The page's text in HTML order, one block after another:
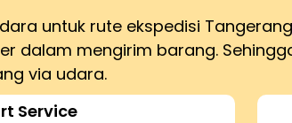
untuk rute ekspedisi
dalam mengirim barang.
via udara.
Service